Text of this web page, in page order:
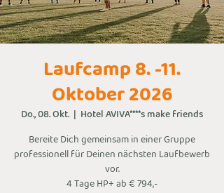
Laufcamp 8. -11.
Oktober 2026
Do., 08. Okt.
  |
Hotel AVIVA****s make friends
Bereite Dich gemeinsam in einer Gruppe
professionell für Deinen nächsten Laufbewerb
vor.
4 Tage HP+ ab € 794,-